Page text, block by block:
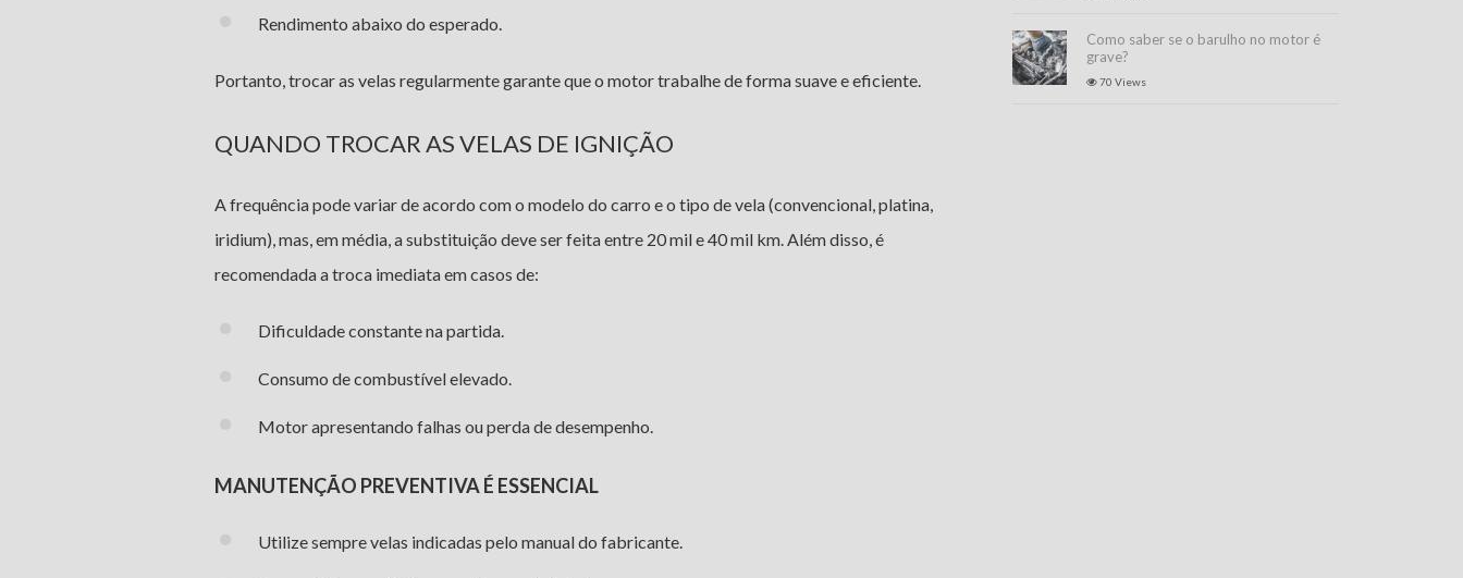
Rendimento abaixo do esperado.
Portanto, trocar as velas regularmente garante que o motor trabalhe de forma suave e eficiente.
QUANDO TROCAR AS VELAS DE IGNIÇÃO
A frequência pode variar de acordo com o modelo do carro e o tipo de vela (convencional, platina,
iridium), mas, em média, a substituição deve ser feita entre 20 mil e 40 mil km. Além disso, é
recomendada a troca imediata em casos de:
Dificuldade constante na partida.
Consumo de combustível elevado.
Motor apresentando falhas ou perda de desempenho.
MANUTENÇÃO PREVENTIVA É ESSENCIAL
Utilize sempre velas indicadas pelo manual do fabricante.
Como saber se o barulho no motor é
grave?
70 Views